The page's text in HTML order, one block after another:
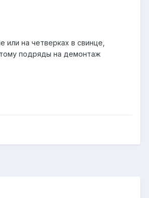
на четверках в свинце,
подряды на демонтаж